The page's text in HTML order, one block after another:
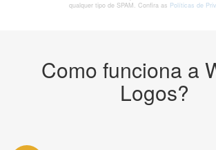
qualquer tipo de SPAM. Confira as Políticas de
Como funciona a
Logos?